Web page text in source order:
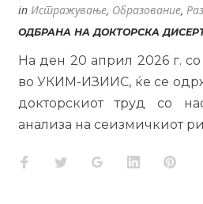
in Истражување, Образование,
ОДБРАНА НА ДОКТОРСКА
На ден 20 април 2026 г. со
во УКИМ-ИЗИИС, ќе се
докторскиот труд со
анализа на сеизмичкиот
Facebook
TwitterGoogle+LinkedIn